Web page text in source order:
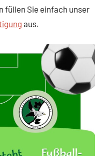
füllen Sie einfach unser
aus.